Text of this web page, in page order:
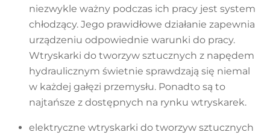
niezwykle ważny podczas ich pracy jest system
chłodzący. Jego prawidłowe działanie zapewnia
urządzeniu odpowiednie warunki do pracy.
Wtryskarki do tworzyw sztucznych z napędem
hydraulicznym świetnie sprawdzają się niemal
w każdej gałęzi przemysłu. Ponadto są to
najtańsze z dostępnych na rynku wtryskarek.
elektryczne wtryskarki do tworzyw sztucznych